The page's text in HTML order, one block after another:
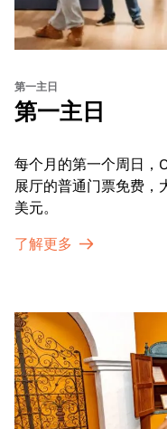
第一主日
第一主日
每个月的第一个周日，
展厅的普通门票免费，
美元。
了解更多